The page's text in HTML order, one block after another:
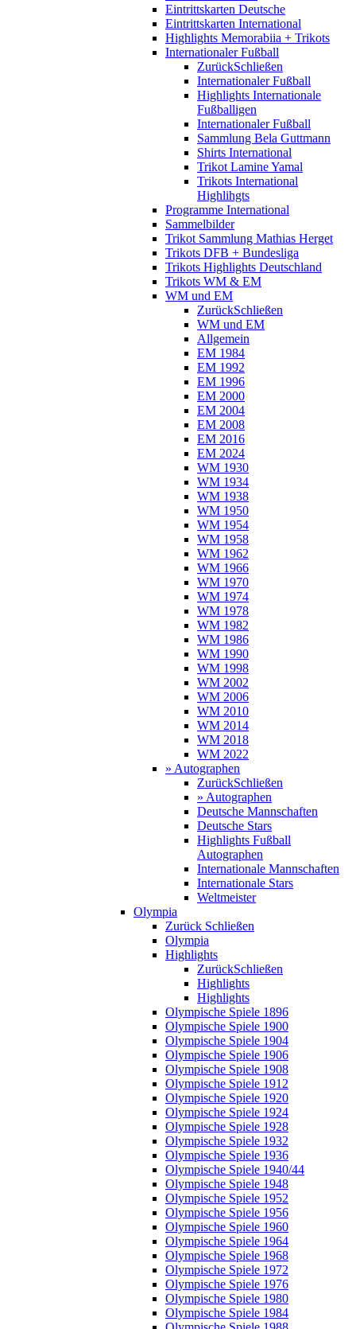
Eintrittskarten Deutsche
Eintrittskarten International
Highlights Memorabiia + Trikots
Internationaler Fußball
ZurückSchließen
Internationaler Fußball
Highlights Internationale
Fußballigen
Internationaler Fußball
Sammlung Bela Guttmann
Shirts International
Trikot Lamine Yamal
Trikots International
Highlihgts
Programme International
Sammelbilder
Trikot Sammlung Mathias Herget
Trikots DFB + Bundesliga
Trikots Highlights Deutschland
Trikots WM & EM
WM und EM
ZurückSchließen
WM und EM
Allgemein
EM 1984
EM 1992
EM 1996
EM 2000
EM 2004
EM 2008
EM 2016
EM 2024
WM 1930
WM 1934
WM 1938
WM 1950
WM 1954
WM 1958
WM 1962
WM 1966
WM 1970
WM 1974
WM 1978
WM 1982
WM 1986
WM 1990
WM 1998
WM 2002
WM 2006
WM 2010
WM 2014
WM 2018
WM 2022
» Autographen
ZurückSchließen
» Autographen
Deutsche Mannschaften
Deutsche Stars
Highlights Fußball
Autographen
Internationale Mannschaften
Internationale Stars
Weltmeister
Olympia
Zurück Schließen
Olympia
Highlights
ZurückSchließen
Highlights
Highlights
Olympische Spiele 1896
Olympische Spiele 1900
Olympische Spiele 1904
Olympische Spiele 1906
Olympische Spiele 1908
Olympische Spiele 1912
Olympische Spiele 1920
Olympische Spiele 1924
Olympische Spiele 1928
Olympische Spiele 1932
Olympische Spiele 1936
Olympische Spiele 1940/44
Olympische Spiele 1948
Olympische Spiele 1952
Olympische Spiele 1956
Olympische Spiele 1960
Olympische Spiele 1964
Olympische Spiele 1968
Olympische Spiele 1972
Olympische Spiele 1976
Olympische Spiele 1980
Olympische Spiele 1984